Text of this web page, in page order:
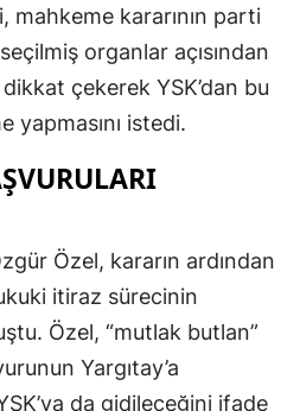
mahkeme kararının parti
organlar açısından
çekerek YSK’dan bu
yapmasını istedi.
Özel, kararın ardından
itiraz sürecinin
Özel, “mutlak butlan”
Yargıtay’a
da gidileceğini ifade